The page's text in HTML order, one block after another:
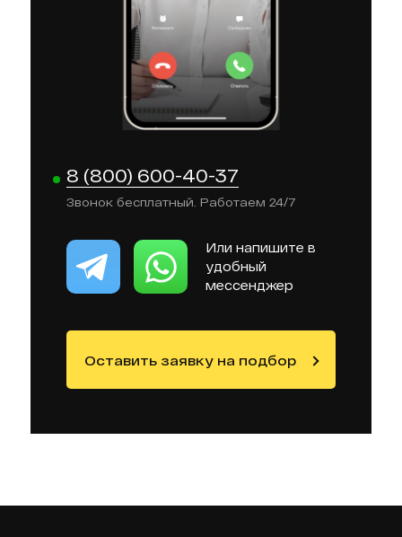
8 (800) 600-40-37
Звонок бесплатный. Работаем 24/7
Или напишите в
удобный
мессенджер
Оставить заявку на подбор